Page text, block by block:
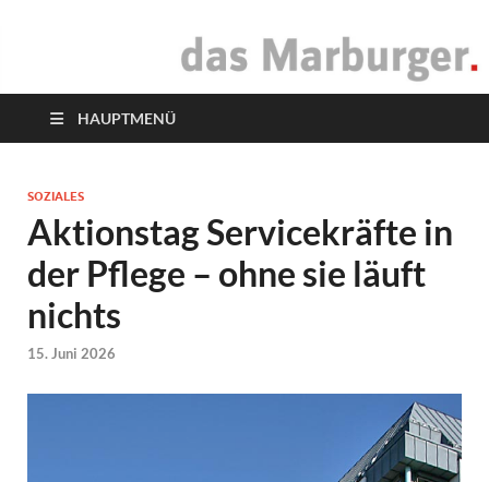
das Marburger.
HAUPTMENÜ
SOZIALES
Aktionstag Servicekräfte in
der Pflege – ohne sie läuft
nichts
15. Juni 2026